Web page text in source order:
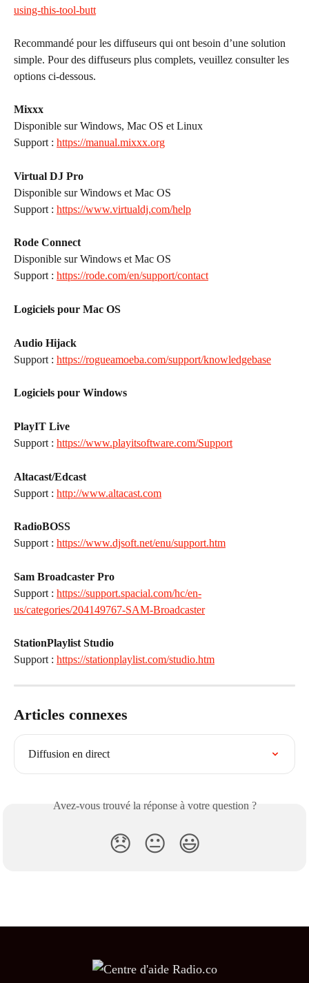
using-this-tool-butt
Recommandé pour les diffuseurs qui ont besoin d’une solution
simple. Pour des diffuseurs plus complets, veuillez consulter les
options ci-dessous.
Mixxx
Disponible sur Windows, Mac OS et Linux
Support : https://manual.mixxx.org
Virtual DJ Pro
Disponible sur Windows et Mac OS
Support : https://www.virtualdj.com/help
Rode Connect
Disponible sur Windows et Mac OS
Support : https://rode.com/en/support/contact
Logiciels pour Mac OS
Audio Hijack
Support : https://rogueamoeba.com/support/knowledgebase
Logiciels pour Windows
PlayIT Live
Support : https://www.playitsoftware.com/Support
Altacast/Edcast
Support : http://www.altacast.com
RadioBOSS
Support : https://www.djsoft.net/enu/support.htm
Sam Broadcaster Pro
Support : https://support.spacial.com/hc/en-
us/categories/204149767-SAM-Broadcaster
StationPlaylist Studio
Support : https://stationplaylist.com/studio.htm
Articles connexes
Diffusion en direct
Avez-vous trouvé la réponse à votre question ?
😞 😐 😃